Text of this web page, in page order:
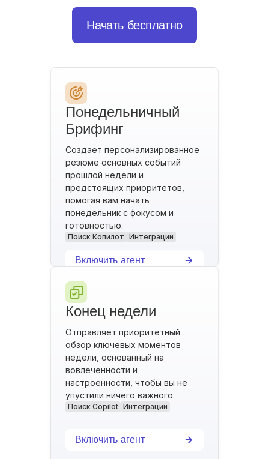
Начать бесплатно
Понедельничный
Брифинг
Создает персонализированное
резюме основных событий
прошлой недели и
предстоящих приоритетов,
помогая вам начать
понедельник с фокусом и
готовностью.
Поиск Копилот Интеграции
Включить агент
Конец недели
Отправляет приоритетный
обзор ключевых моментов
недели, основанный на
вовлеченности и
настроенности, чтобы вы не
упустили ничего важного.
Поиск Copilot Интеграции
Включить агент